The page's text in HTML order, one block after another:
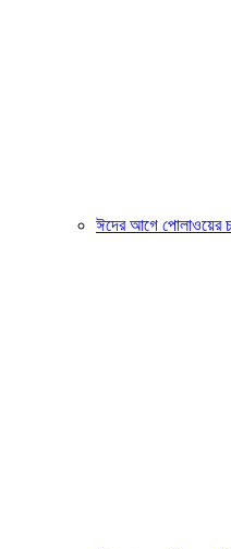
ঈদের আগে পোলাওয়ের